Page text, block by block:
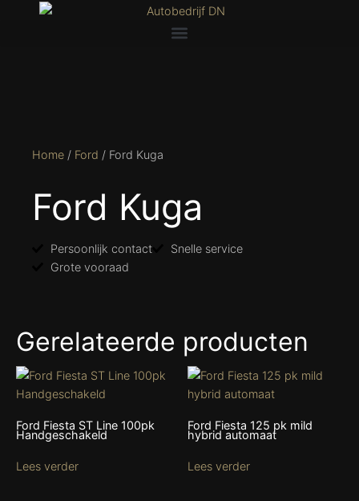
Home / Ford / Ford Kuga
Ford Kuga
Persoonlijk contact
Snelle service
Grote vooraad
Gerelateerde producten
Ford Fiesta ST Line 100pk
Handgeschakeld
Lees verder
Ford Fiesta 125 pk mild
hybrid automaat
Lees verder